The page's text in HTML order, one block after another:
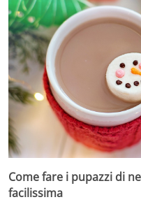
Come fare i pupazzi di
facilissima